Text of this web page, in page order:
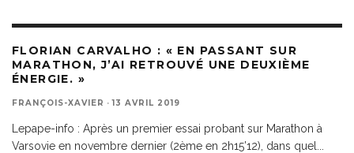
FLORIAN CARVALHO : « EN PASSANT SUR
MARATHON, J’AI RETROUVÉ UNE DEUXIÈME
ÉNERGIE. »
FRANÇOIS-XAVIER · 13 AVRIL 2019
Lepape-info : Après un premier essai probant sur Marathon à
Varsovie en novembre dernier (2ème en 2h15’12), dans quel